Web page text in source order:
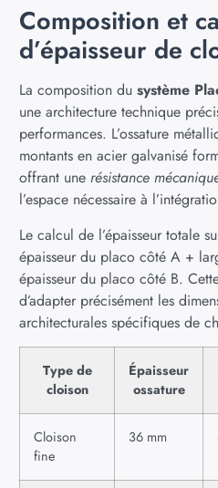
Composition et
d’épaisseur de
La composition du système
une architecture technique
performances. L’ossature
montants en acier galvanisé
offrant une résistance
l’espace nécessaire à
Le calcul de l’épaisseur totale
épaisseur du placo côté A +
épaisseur du placo côté B.
d’adapter précisément les
architecturales spécifiques de
Type de
cloison
Épaisseur
ossature
Cloison
fine
36 mm